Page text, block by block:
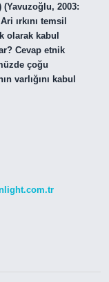
(Yavuzoğlu, 2003:
ırkını temsil
olarak kabul
Cevap etnik
çoğu
varlığını kabul